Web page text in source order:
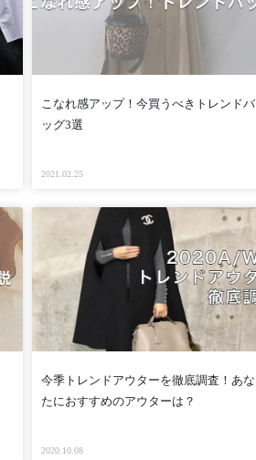
こなれ感アップ！今買うべきトレンドバ
ッグ3選
2021.02.25
今季トレンドアウターを徹底調査！あな
たにおすすめのアウターは？
2020.10.08